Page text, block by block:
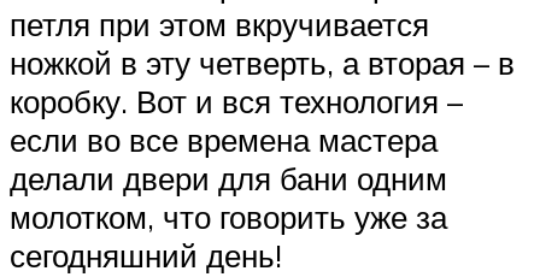
петля при этом вкручивается
ножкой в эту четверть, а вторая – в
коробку. Вот и вся технология –
если во все времена мастера
делали двери для бани одним
молотком, что говорить уже за
сегодняшний день!